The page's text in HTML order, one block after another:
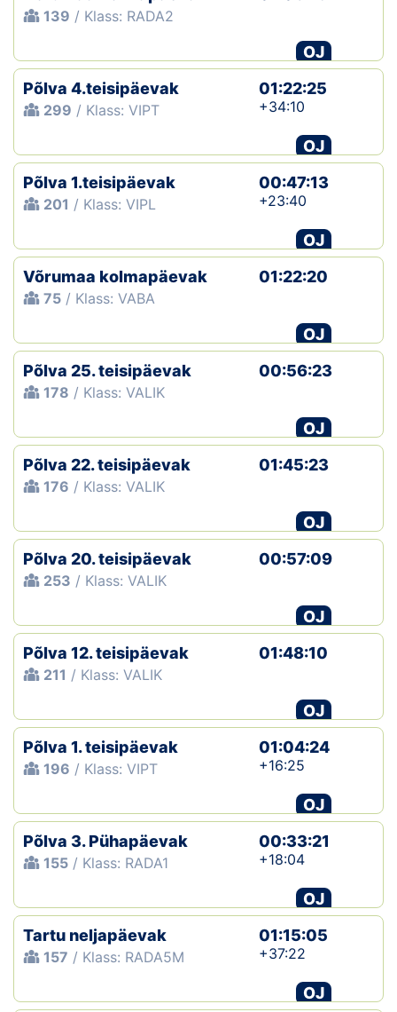
139 / Klass: RADA2
OJ
Põlva 4.teisipäevak
299 / Klass: VIPT
01:22:25
+34:10
OJ
Põlva 1.teisipäevak
201 / Klass: VIPL
00:47:13
+23:40
OJ
Võrumaa kolmapäevak
75 / Klass: VABA
01:22:20
OJ
Põlva 25. teisipäevak
178 / Klass: VALIK
00:56:23
OJ
Põlva 22. teisipäevak
176 / Klass: VALIK
01:45:23
OJ
Põlva 20. teisipäevak
253 / Klass: VALIK
00:57:09
OJ
Põlva 12. teisipäevak
211 / Klass: VALIK
01:48:10
OJ
Põlva 1. teisipäevak
196 / Klass: VIPT
01:04:24
+16:25
OJ
Põlva 3. Pühapäevak
155 / Klass: RADA1
00:33:21
+18:04
OJ
Tartu neljapäevak
157 / Klass: RADA5M
01:15:05
+37:22
OJ